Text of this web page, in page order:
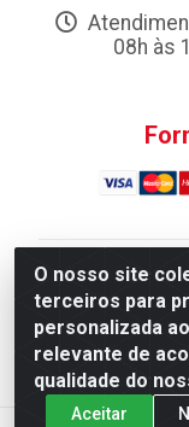
O nosso site
terceiros para
personalizada
relevante de
qualidade do
Aceitar
08h às
Atacadao da
Distribuicao
Industrial